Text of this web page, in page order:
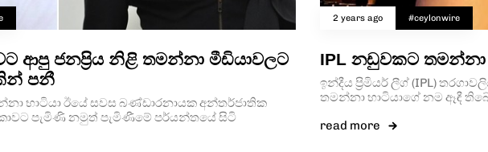
ආපු ජනප්‍රිය නිළි තමන්නා මීඩියාවලට
පනී
භාටියා ඊයේ සවස බණ්ඩාරනායක අන්තර්ජාතික
පැමිණි නමුත් පැමිණීමේ පර්යන්තයේ සිටි
2 years ago #ceylonwire
IPL නඩුවකට තමන්නා
ඉන්දීය ප්‍රිමියර් ලීග් (IPL)
තමන්නා භාටියාගේ නම ඈඳී
read more